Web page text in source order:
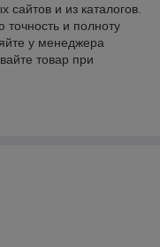
и из каталогов.
и полноту
у менеджера
товар при